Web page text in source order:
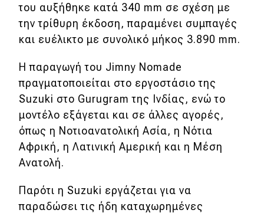
Χρηστικά
ΚΤΕΟ
Οδική βοήθεια
eDRIVE
DRIVE USED
του αυξήθηκε κατά 340 mm σε σχέση με
την τρίθυρη έκδοση, παραμένει συμπαγές
και ευέλικτο με συνολικό μήκος 3.890 mm.
Η παραγωγή του Jimny Nomade
πραγματοποιείται στο εργοστάσιο της
Suzuki στο Gurugram της Ινδίας, ενώ το
μοντέλο εξάγεται και σε άλλες αγορές,
όπως η Νοτιοανατολική Ασία, η Νότια
Αφρική, η Λατινική Αμερική και η Μέση
Ανατολή.
Παρότι η Suzuki εργάζεται για να
παραδώσει τις ήδη καταχωρημένες